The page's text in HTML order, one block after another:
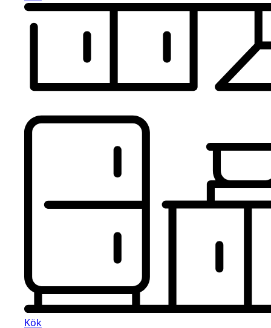
Kök